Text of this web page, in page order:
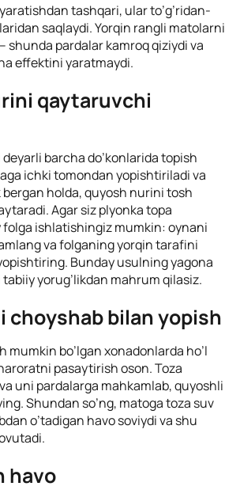
tashqari, ular to’g’ridan-
saqlaydi. Yorqin rangli matolarni
shunda pardalar kamroq qiziydi va
effektini yaratmaydi.
qaytaruvchi
barcha do’konlarida topish
ichki tomondan yopishtiriladi va
bergan holda, quyosh nurini tosh
Agar siz plyonka topa
folga ishlatishingiz mumkin: oynani
va folganing yorqin tarafini
Bunday usulning yagona
yorug’likdan mahrum qilasiz.
choyshab bilan yopish
mumkin bo’lgan xonadonlarda ho’l
pasaytirish oson. Toza
uni pardalarga mahkamlab, quyoshli
Shundan so’ng, matoga toza suv
o’tadigan havo soviydi va shu
havo